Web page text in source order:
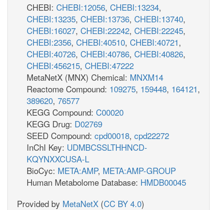
CHEBI: CHEBI:12056, CHEBI:13234,
CHEBI:13235, CHEBI:13736, CHEBI:13740,
CHEBI:16027, CHEBI:22242, CHEBI:22245,
CHEBI:2356, CHEBI:40510, CHEBI:40721,
CHEBI:40726, CHEBI:40786, CHEBI:40826,
CHEBI:456215, CHEBI:47222
MetaNetX (MNX) Chemical: MNXM14
Reactome Compound: 109275, 159448, 164121,
389620, 76577
KEGG Compound: C00020
KEGG Drug: D02769
SEED Compound: cpd00018, cpd22272
InChI Key: UDMBCSSLTHHNCD-
KQYNXXCUSA-L
BioCyc: META:AMP, META:AMP-GROUP
Human Metabolome Database: HMDB00045
Provided by MetaNetX (CC BY 4.0)